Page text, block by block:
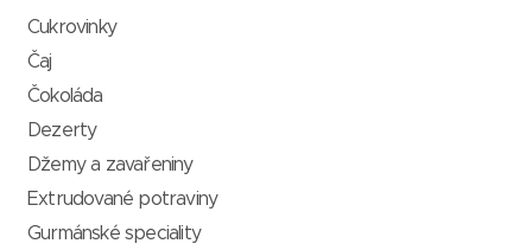
Cukrovinky
Čaj
Čokoláda
Dezerty
Džemy a zavařeniny
Extrudované potraviny
Gurmánské speciality